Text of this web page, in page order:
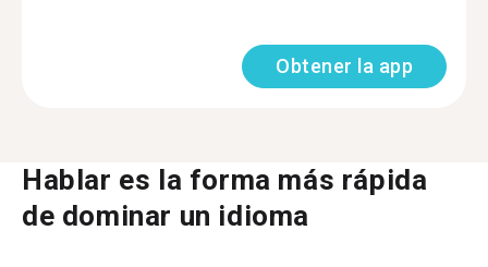
Obtener la app
Hablar es la forma más rápida
de dominar un idioma